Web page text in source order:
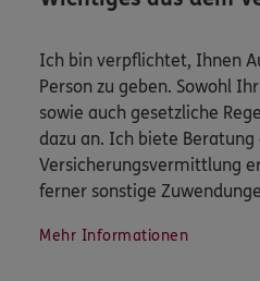
Ich bin verpflichtet, Ihnen
Person zu geben. Sowohl
sowie auch gesetzliche
dazu an. Ich biete Beratung
Versicherungsvermittlung
ferner sonstige
Mehr Informationen